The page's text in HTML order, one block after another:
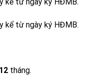
kể từ ngày ký HĐMB.
12 tháng.